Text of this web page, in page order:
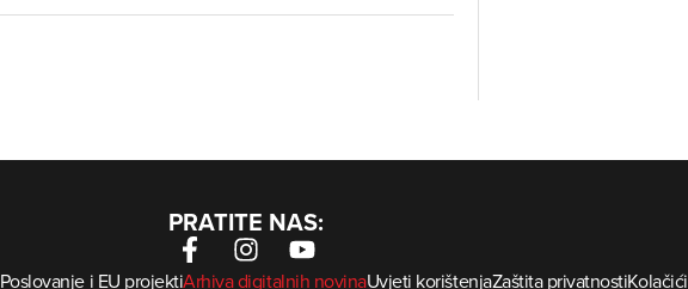
PRATITE NAS:
Poslovanje i EU projektiArhiva digitalnih novinaUvjeti korištenjaZaštita privatnostiKolačići